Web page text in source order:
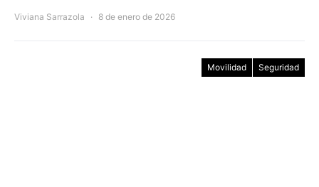
Viviana Sarrazola 8 de enero de 2026
Movilidad Seguridad